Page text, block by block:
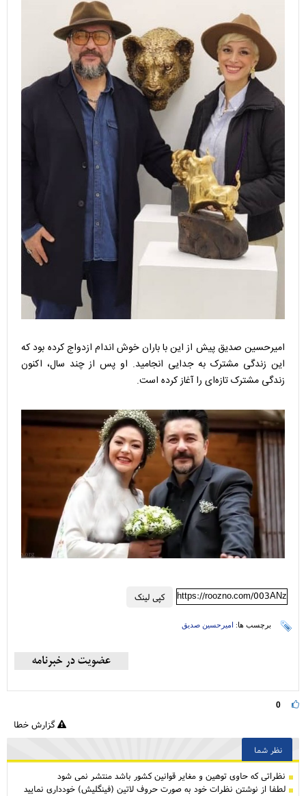
امیرحسین صدیق پیش از این با باران خوش اندام ازدواج کرده بود که
این زندگی مشترک به جدایی انجامید. او پس از چند سال، اکنون
زندگی مشترک تازه‌ای را آغاز کرده است.
کپی لینک https://roozno.com/003ANz
برچسب ها: امیرحسین صدیق
0
گزارش خطا
نظر شما
نظراتی كه حاوی توهین و مغایر قوانین کشور باشد منتشر نمی شود
لطفا از نوشتن نظرات خود به صورت حروف لاتین (فینگلیش) خودداری نمایید